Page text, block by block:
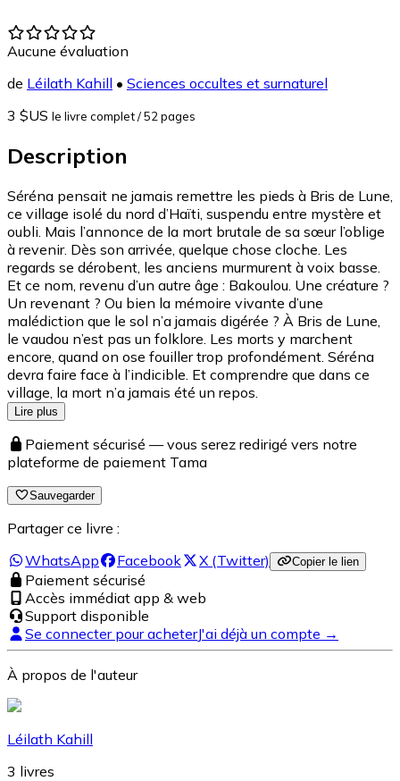
Aucune évaluation
de Léilath Kahill • Sciences occultes et surnaturel
3 $US le livre complet/ 52 pages
Description
Séréna pensait ne jamais remettre les pieds à Bris de Lune,
ce village isolé du nord d’Haïti, suspendu entre mystère et
oubli. Mais l’annonce de la mort brutale de sa sœur l’oblige
à revenir. Dès son arrivée, quelque chose cloche. Les
regards se dérobent, les anciens murmurent à voix basse.
Et ce nom, revenu d’un autre âge : Bakoulou. Une créature ?
Un revenant ? Ou bien la mémoire vivante d’une
malédiction que le sol n’a jamais digérée ? À Bris de Lune,
le vaudou n’est pas un folklore. Les morts y marchent
encore, quand on ose fouiller trop profondément. Séréna
devra faire face à l’indicible. Et comprendre que dans ce
village, la mort n’a jamais été un repos.
Lire plus
Paiement sécurisé — vous serez redirigé vers notre
plateforme de paiement Tama
Sauvegarder
Partager ce livre :
WhatsApp
Facebook X (Twitter) Copier le lien
Paiement sécurisé
Accès immédiat app & web
Support disponible
Se connecter pour acheterJ'ai déjà un compte →
À propos de l'auteur
Léilath Kahill
3 livres